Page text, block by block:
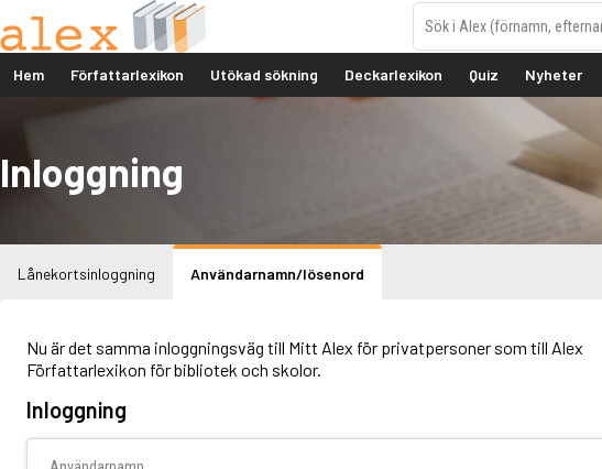
Hem Författarlexikon Utökad sökning Deckarlexikon Quiz Nyheter
Inloggning
Lånekortsinloggning Användarnamn/lösenord
Nu är det samma inloggningsväg till Mitt Alex för privatpersoner som till Alex
Författarlexikon för bibliotek och skolor.
Inloggning